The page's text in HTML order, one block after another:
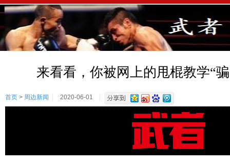
来看看，你被网上的甩棍教学“
首页 > 周边新闻 2020-06-01